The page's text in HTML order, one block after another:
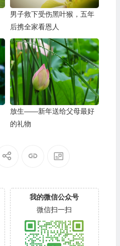
男子救下受伤黑叶猴，五年
后携全家看恩人
放生——新年送给父母最好
的礼物
我的微信公众号
微信扫一扫